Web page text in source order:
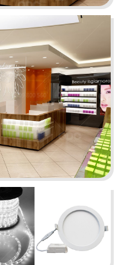
Nightclub
BISTRO